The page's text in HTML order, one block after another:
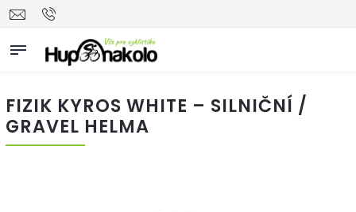
FIZIK KYROS WHITE – SILNIČNÍ /
GRAVEL HELMA